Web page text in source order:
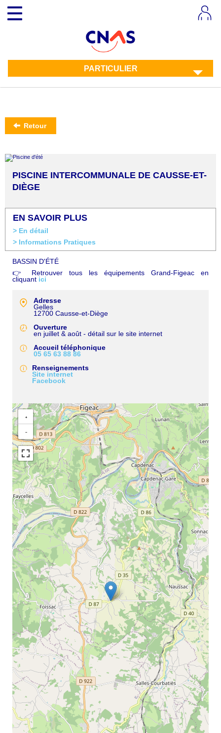
contenu
principal
Toggle
navigation
PARTICULIER
Retour
PISCINE INTERCOMMUNALE DE CAUSSE-ET-
DIÈGE
EN SAVOIR PLUS
> En détail
> Informations Pratiques
BASSIN D'ÉTÉ
👉 Retrouver tous les équipements Grand-Figeac en
cliquant ici
Adresse
Gelles
12700 Causse-et-Diège
Ouverture
en juillet & août - détail sur le site internet
Accueil téléphonique
05 65 63 88 86
Renseignements
Site internet
Facebook
+
−